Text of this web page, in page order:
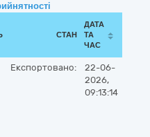
СТАН
ДАТА
ТА
ЧАС
Експортовано:
22-06-
2026,
09:13:14